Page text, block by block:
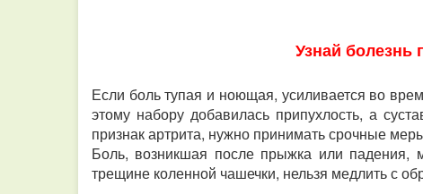
Узнай болезнь
Если боль тупая и ноющая, усиливается во
этому набору добавилась припухлость, а
признак артрита, нужно принимать срочные
Боль, возникшая после прыжка или падения,
трещине коленной чашечки, нельзя медлить с